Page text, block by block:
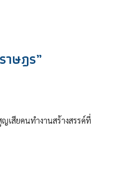
ษฎร”
เสียคนทำงานสร้างสรรค์ที่